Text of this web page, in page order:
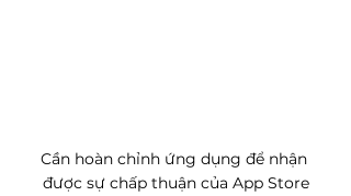
Cần hoàn chỉnh ứng dụng để nhận
được sự chấp thuận của App Store